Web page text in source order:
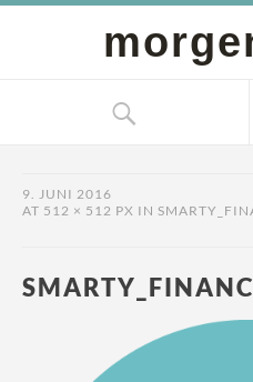
9. JUNI 2016
AT 512 × 512 PX IN